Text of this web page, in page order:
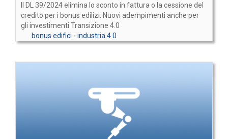
Il DL 39/2024 elimina lo sconto in fattura o la cessione del
credito per i bonus edilizi. Nuovi adempimenti anche per
gli investimenti Transizione 4.0
bonus edifici - industria 4 0